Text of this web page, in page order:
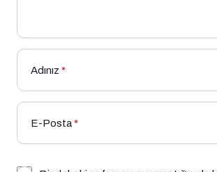
Adınız *
E-Posta*